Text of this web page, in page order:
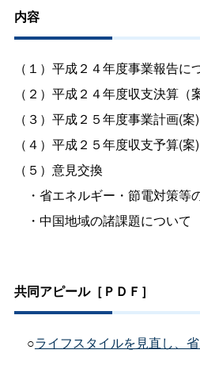
内容
（１）平成２４年度事業報告に
（２）平成２４年度収支決算（
（３）平成２５年度事業計画(案
（４）平成２５年度収支予算(案
（５）意見交換
・省エネルギー・節電対策等
・中国地域の諸課題について
共同アピール［ＰＤＦ］
○ライフスタイルを見直し、